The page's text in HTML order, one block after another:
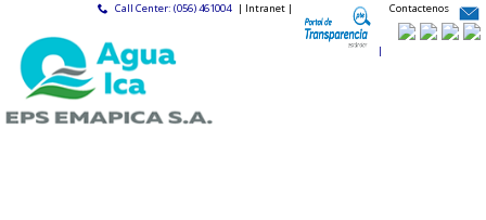
Call Center: (056) 461004 | Intranet |
|
Contactenos